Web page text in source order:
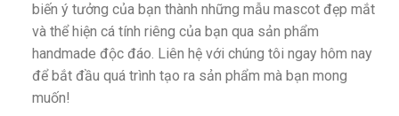
biến ý tưởng của bạn thành những mẫu mascot đẹp mắt
và thể hiện cá tính riêng của bạn qua sản phẩm
handmade độc đáo. Liên hệ với chúng tôi ngay hôm nay
để bắt đầu quá trình tạo ra sản phẩm mà bạn mong
muốn!